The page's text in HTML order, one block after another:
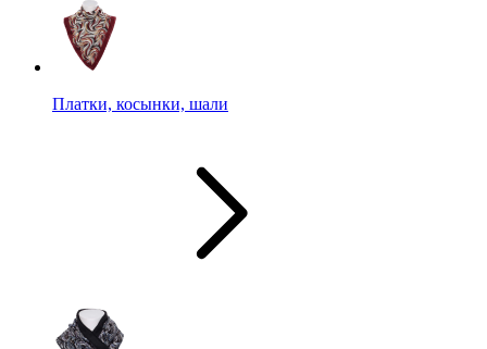
Платки, косынки, шали